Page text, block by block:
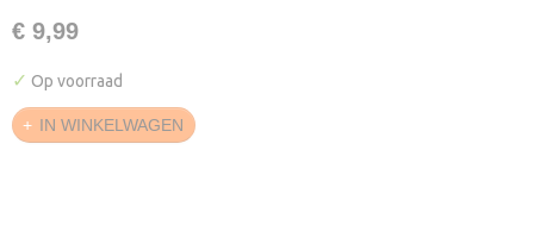
€ 9,99
✓ Op voorraad
IN WINKELWAGEN